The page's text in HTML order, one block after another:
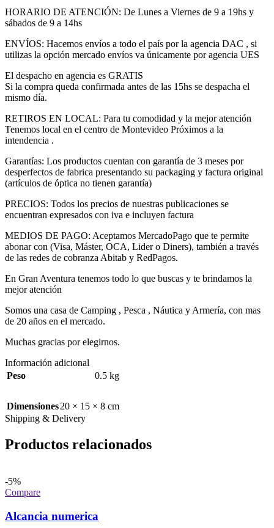
HORARIO DE ATENCIÓN: De Lunes a Viernes de 9 a 19hs y
sábados de 9 a 14hs
ENVÍOS: Hacemos envíos a todo el país por la agencia DAC , si
utilizas la opción mercado envíos va únicamente por agencia UES
El despacho en agencia es GRATIS
Si la compra queda confirmada antes de las 15hs se despacha el
mismo día.
RETIROS EN LOCAL: Para tu comodidad y la mejor atención
Tenemos local en el centro de Montevideo Próximos a la
intendencia .
Garantías: Los productos cuentan con garantía de 3 meses por
desperfectos de fabrica presentando su packaging y factura original
(artículos de óptica no tienen garantía)
PRECIOS: Todos los precios de nuestras publicaciones se
encuentran expresados con iva e incluyen factura
MEDIOS DE PAGO: Aceptamos MercadoPago que te permite
abonar con (Visa, Máster, OCA, Lider o Diners), también a través
de las redes de cobranza Abitab y RedPagos.
En Gran Aventura tenemos todo lo que buscas y te brindamos la
mejor atención
Somos una casa de Camping , Pesca , Náutica y Armería, con mas
de 20 años en el mercado.
Muchas gracias por elegirnos.
Información adicional
Peso
0.5 kg
Dimensiones20 × 15 × 8 cm
Shipping & Delivery
Productos relacionados
-5%
Compare
Alcancia numerica